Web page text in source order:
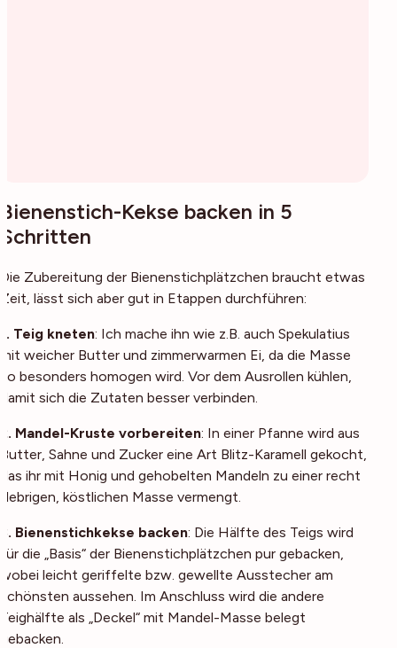
Bienenstich-Kekse backen in 5
Schritten
Die Zubereitung der Bienenstichplätzchen braucht etwas
Zeit, lässt sich aber gut in Etappen durchführen:
1. Teig kneten: Ich mache ihn wie z.B. auch Spekulatius
mit weicher Butter und zimmerwarmen Ei, da die Masse
so besonders homogen wird. Vor dem Ausrollen kühlen,
damit sich die Zutaten besser verbinden.
2. Mandel-Kruste vorbereiten: In einer Pfanne wird aus
Butter, Sahne und Zucker eine Art Blitz-Karamell gekocht,
das ihr mit Honig und gehobelten Mandeln zu einer recht
klebrigen, köstlichen Masse vermengt.
3. Bienenstichkekse backen: Die Hälfte des Teigs wird
für die „Basis“ der Bienenstichplätzchen pur gebacken,
wobei leicht geriffelte bzw. gewellte Ausstecher am
schönsten aussehen. Im Anschluss wird die andere
Teighälfte als „Deckel“ mit Mandel-Masse belegt
gebacken.